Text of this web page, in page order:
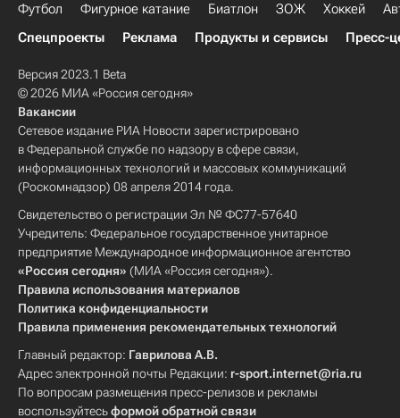
Футбол Фигурное катание Биатлон ЗОЖ Хоккей
Спецпроекты
Реклама Продукты и сервисы Пресс-
Версия 2023.1 Beta
© 2026 МИА «Россия сегодня»
Вакансии
Сетевое издание РИА Новости зарегистрировано
в Федеральной службе по надзору в сфере связи,
информационных технологий и массовых коммуникаций
(Роскомнадзор) 08 апреля 2014 года.
Свидетельство о регистрации Эл № ФС77-57640
Учредитель: Федеральное государственное унитарное
предприятие Международное информационное агентство
«Россия сегодня» (МИА «Россия сегодня»).
Правила использования материалов
Политика конфиденциальности
Правила применения рекомендательных технологий
Главный редактор: Гаврилова А.В.
Адрес электронной почты Редакции: r-sport.internet@ria.ru
По вопросам размещения пресс-релизов и рекламы
воспользуйтесьформой обратной связи